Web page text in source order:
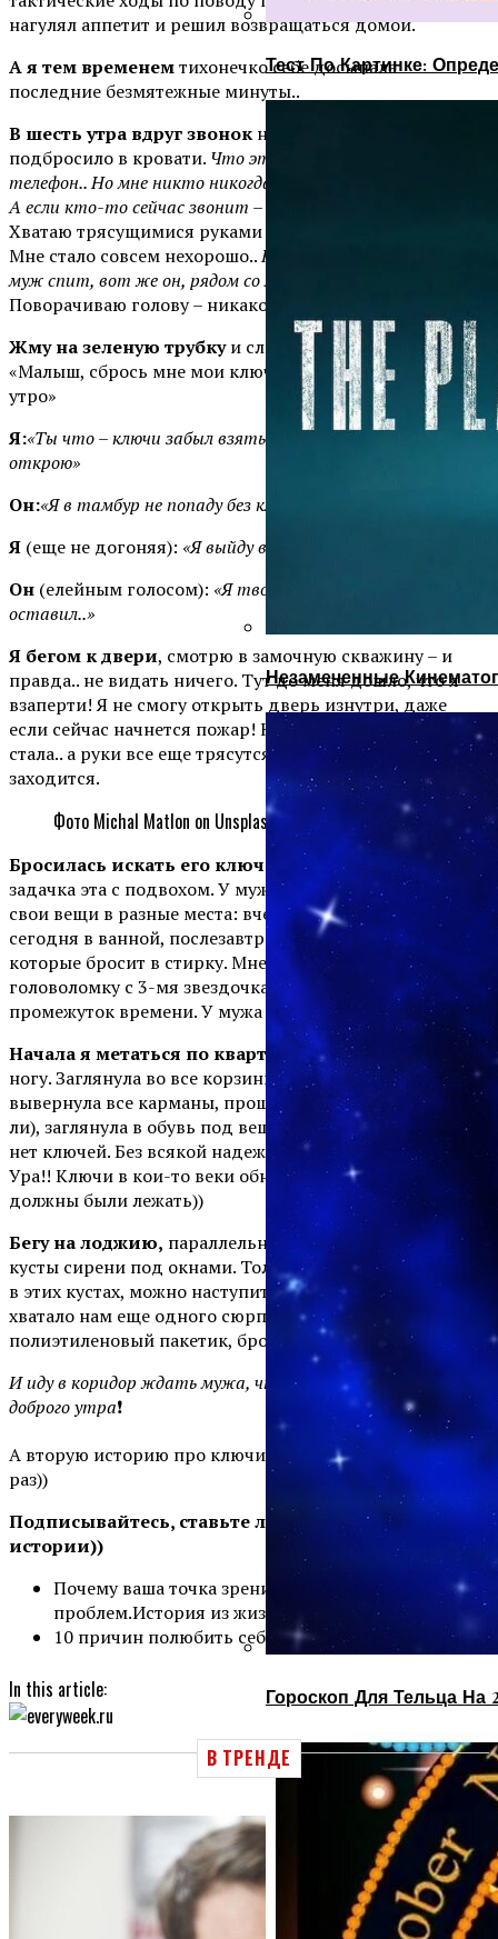
Тест По Картинке:
Незамеченные
Гороскоп Для Тельца На
нагулял аппетит и решил возвращаться домой.
А я тем временемтихонечко себе досыпала
последние безмятежные минуты..
В шесть утра вдруг звонокна мобильный. Меня аж
подбросило в кровати. Что это – будильник? Нет,
телефон.. Но мне никто никогда не звонил в шесть утра!
А если кто-то сейчас звонит – значит, случилась беда!
Хватаю трясущимися руками телефон, смотрю – МУЖ!
Мне стало совсем нехорошо..Какой муж? Чей муж? Мой
муж спит, вот же он, рядом со мной лежит.
Поворачиваю голову – никакого мужа и в помине нет.
Жму на зеленую трубкуи слышу бодрый голос:
«Малыш, сбрось мне мои ключи, пожалуйста! Доброе
утро»
Я:«Ты что – ключи забыл взять? Позвони в домофон – я
открою»
Он:«Я в тамбур не попаду без ключей»
Я (еще не догоняя): «Я выйду в тамбур и открою тебе»
Он (елейным голосом): «Я твои ключи в дверях
оставил..»
Я бегом к двери, смотрю в замочную скважину – и
правда.. не видать ничего. Тут до меня дошло, что я
взаперти! Я не смогу открыть дверь изнутри, даже
если сейчас начнется пожар! Ну, думаю, приехали. Злая
стала.. а руки все еще трясутся от стресса и сердце
заходится.
Фото Michal Matlon on Unsplash
Бросилась искать его ключи?
. А надо сказать,
задачка эта с подвохом. У мужа есть привычка класть
свои вещи в разные места: вчера на холодильник,
сегодня в ванной, послезавтра забудет в кармане брюк,
которые бросит в стирку. Мне предстояло разгадать
головоломку с 3-мя звездочками в короткий
промежуток времени. У мужа ведь встреча на носу!
Начала я метаться по квартире
в пижаме на босу
ногу. Заглянула во все корзинки для мелочей,
вывернула все карманы, прощупала футболки (мало
ли), заглянула в обувь под вешалкой (а вдруг?). Нигде
нет ключей. Без всякой надежды полезла в его сумку.
Ура!! Ключи в кои-то веки обнаружились там, где и
должны были лежать))
Бегу на лоджию, параллельно звоню мужу, чтоб стал в
кусты сирени под окнами. Только осторожно, а то там,
в этих кустах, можно наступить во что-нибудь. Не
хватало нам еще одного сюрприза. Кладу ключи в
полиэтиленовый пакетик, бросаю под окна.
И иду в коридор ждать мужа, чтобы пожелать ему
доброго утра❗
А вторую историю про ключи я расскажу вам в другой
раз))
Подписывайтесь, ставьте лайки и пишите свои
истории))
Почему ваша точка зрения важнее ваших
проблем.История из жизни.
10 причин полюбить себя
In this article:
В ТРЕНДЕ